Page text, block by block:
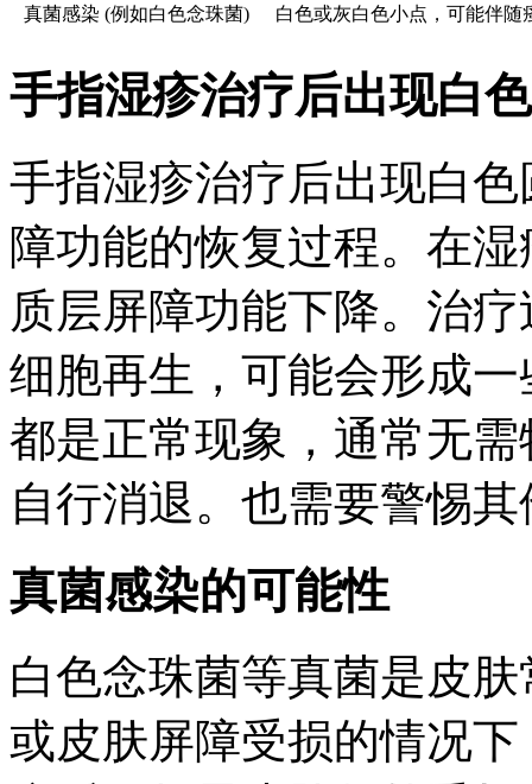
真菌感染 (例如白色念珠菌) 白色或灰白色小点，可能伴随
手指湿疹治疗后出现白
手指湿疹治疗后出现白
障功能的恢复过程。在
质层屏障功能下降。治
细胞再生，可能会形成
都是正常现象，通常无
自行消退。也需要警惕
真菌感染的可能性
白色念珠菌等真菌是皮
或皮肤屏障受损的情况